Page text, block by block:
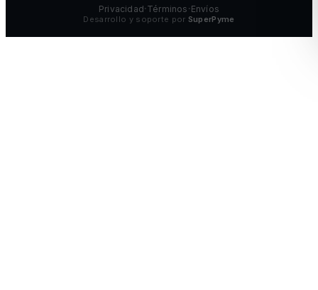
Privacidad•Términos •Envíos
Desarrollo y soporte por SuperPyme